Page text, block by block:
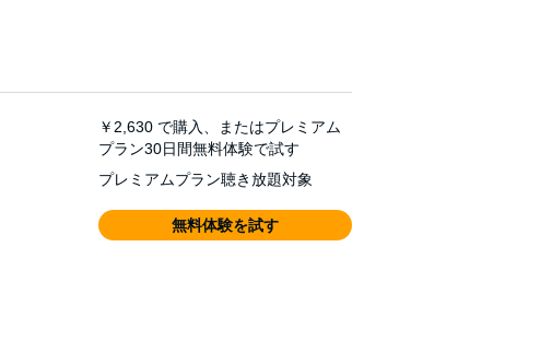
￥2,630 で購入、またはプレミアム
プラン30日間無料体験で試す
プレミアムプラン聴き放題対象
無料体験を試す